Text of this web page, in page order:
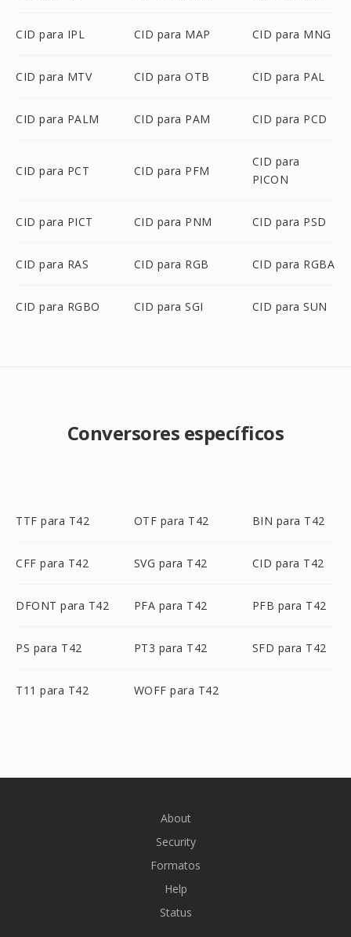
CID para IPL CID para MAP CID para MNG
CID para MTV CID para OTB CID para PAL
CID para PALM CID para PAM CID para PCD
CID para PCT CID para PFM
CID para
PICON
CID para PICT CID para PNM CID para PSD
CID para RAS CID para RGB CID para RGBA
CID para RGBO CID para SGI CID para SUN
Conversores específicos
TTF para T42 OTF para T42 BIN para T42
CFF para T42 SVG para T42 CID para T42
DFONT para T42 PFA para T42 PFB para T42
PS para T42 PT3 para T42 SFD para T42
T11 para T42 WOFF para T42
About
Security
Formatos
Help
Status